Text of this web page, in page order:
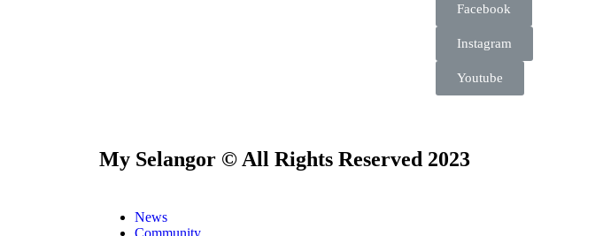
Facebook
Instagram
Youtube
My Selangor © All Rights Reserved 2023
News
Community